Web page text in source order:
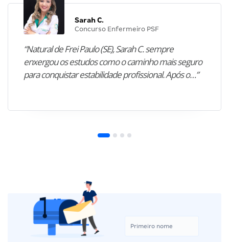
Sarah C.
Concurso Enfermeiro PSF
“Natural de Frei Paulo (SE), Sarah C. sempre
enxergou os estudos como o caminho mais seguro
para conquistar estabilidade profissional. Após o…”